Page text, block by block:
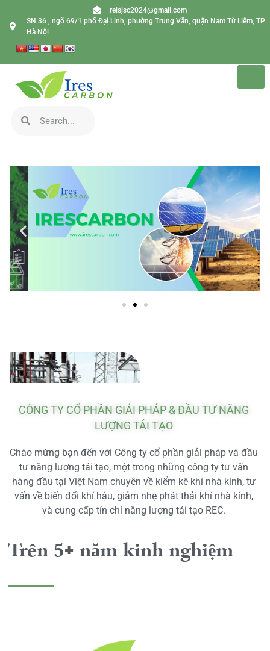
reisjsc2024@gmail.com
SN 36 , ngõ 69/1 phố Đại Linh, phường Trung Văn, quận Nam Từ Liêm, TP
Hà Nội
CÔNG TY CỔ PHẦN GIẢI PHÁP & ĐẦU TƯ NĂNG
LƯỢNG TÁI TẠO
Chào mừng bạn đến với Công ty cổ phần giải pháp và đầu
tư năng lượng tái tạo, một trong những công ty tư vấn
hàng đầu tại Việt Nam chuyên về kiểm kê khí nhà kính, tư
vấn về biến đổi khí hậu, giảm nhẹ phát thải khí nhà kính,
và cung cấp tín chỉ năng lượng tái tạo REC.
Trên 5+ năm kinh nghiệm